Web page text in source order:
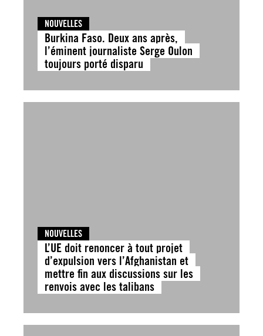
NOUVELLES
Burkina Faso. Deux ans après,
l’éminent journaliste Serge Oulon
toujours porté disparu
NOUVELLES
L’UE doit renoncer à tout projet
d’expulsion vers l’Afghanistan et
mettre fin aux discussions sur les
renvois avec les talibans